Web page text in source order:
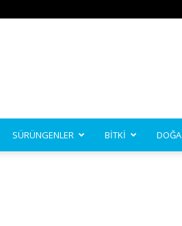
SÜRÜNGENLER BİTKİ DOĞA